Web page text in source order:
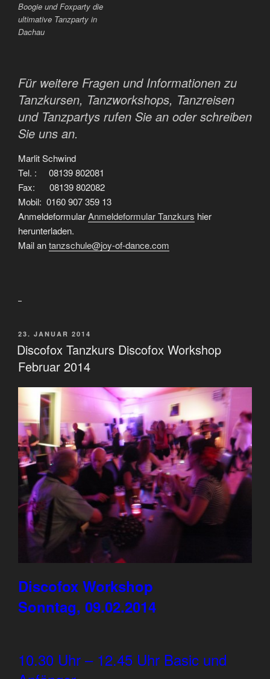
Boogie und Foxparty die
ultimative Tanzparty in
Dachau
Für weitere Fragen und Informationen zu
Tanzkursen, Tanzworkshops, Tanzreisen
und Tanzpartys rufen Sie an oder schreiben
Sie uns an.
Marlit Schwind
Tel. : 08139 802081
Fax: 08139 802082
Mobil: 0160 907 359 13
AnmeldeformularAnmeldeformular Tanzkurs hier
herunterladen.
Mail antanzschule@joy-of-dance.com
VERÖFFENTLICHT
AM
23. JANUAR 2014
Discofox Tanzkurs Discofox Workshop
Februar 2014
Discofox Workshop
Sonntag, 09.02.2014
10.30 Uhr – 12.45 Uhr Basic und